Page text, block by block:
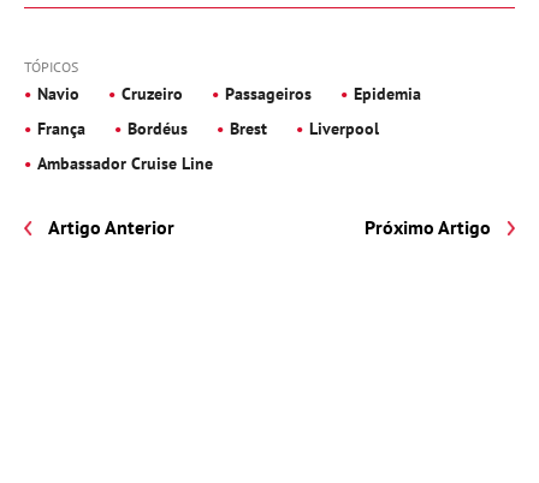
TÓPICOS
Navio Cruzeiro Passageiros
Epidemia
França
Bordéus Brest
Liverpool
Ambassador Cruise Line
Artigo Anterior Próximo Artigo